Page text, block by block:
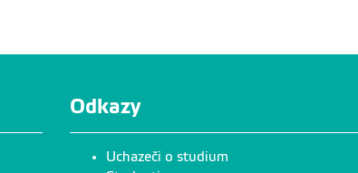
Odkazy
Uchazeči o studium